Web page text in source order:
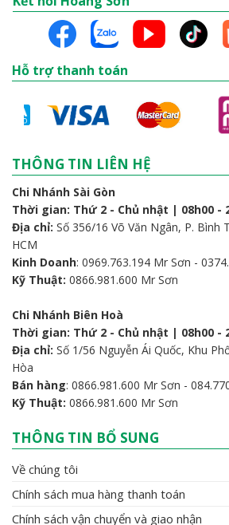
Hỗ trợ thanh toán
THÔNG TIN LIÊN HỆ
Chi Nhánh Sài Gòn
Thời gian: Thứ 2 - Chủ nhật | 08h00 -
Địa chỉ: Số 356/16 Võ Văn Ngân, P. Bình
HCM
Kinh Doanh: 0969.763.194 Mr Sơn -
Kỹ Thuật: 0866.981.600 Mr Sơn
Chi Nhánh Biên Hoà
Thời gian: Thứ 2 - Chủ nhật | 08h00 -
Địa chỉ: Số 1/56 Nguyễn Ái Quốc, Khu
Hòa
Bán hàng: 0866.981.600 Mr Sơn -
Kỹ Thuật: 0866.981.600 Mr Sơn
THÔNG TIN BỔ SUNG
Về chúng tôi
Chính sách mua hàng thanh toán
Chính sách vận chuyển và giao nhận